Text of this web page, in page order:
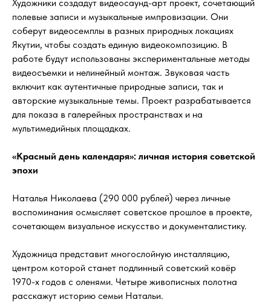
Художники создадут видеосаунд-арт проект, сочетающий
полевые записи и музыкальные импровизации. Они
соберут видеосемплы в разных природных локациях
Якутии, чтобы создать единую видеокомпозицию. В
работе будут использованы экспериментальные методы
видеосъемки и нелинейный монтаж. Звуковая часть
включит как аутентичные природные записи, так и
авторские музыкальные темы. Проект разрабатывается
для показа в галерейных пространствах и на
мультимедийных площадках.
«Красный день календаря»: личная история советской
эпохи
Наталья Николаева (290 000 рублей) через личные
воспоминания осмысляет советское прошлое в проекте,
сочетающем визуальное искусство и документалистику.
Художница представит многослойную инсталляцию,
центром которой станет подлинный советский ковёр
1970-х годов с оленями. Четыре живописных полотна
расскажут историю семьи Натальи.